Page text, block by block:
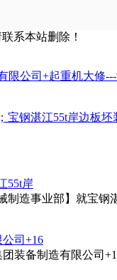
系本站删除！
限公司+起重机大修
宝钢湛江55t岸边板
55t岸
制造事业部】就宝
司+16
装备制造有限公司